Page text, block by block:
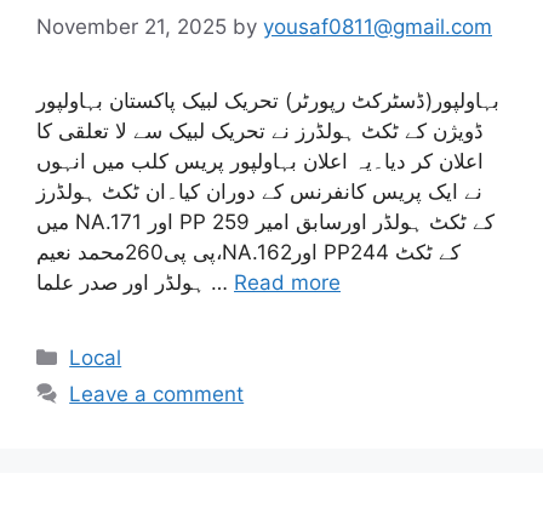
November 21, 2025 by yousaf0811@gmail.com
بہاولپور(ڈسٹرکٹ رپورٹر) تحریک لبیک پاکستان بہاولپور
ڈویژن کے ٹکٹ ہولڈرز نے تحریک لبیک سے لا تعلقی کا
اعلان کر دیا۔یہ اعلان بہاولپور پریس کلب میں انہوں
نے ایک پریس کانفرنس کے دوران کیا۔ان ٹکٹ ہولڈرز
میں NA.171 اور PP 259 کے ٹکٹ ہولڈر اورسابق امیر
پی پی260محمد نعیم،NA.162اور PP244 کے ٹکٹ
ہولڈر اور صدر علما … Read more
Categories
Local
Leave a comment